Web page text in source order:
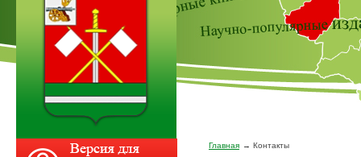
Главная Контакты